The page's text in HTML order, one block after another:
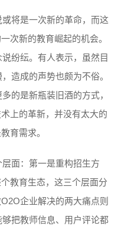
将是一次新的革命，而这
次新的教育崛起的机会。
纷纭。有人表示，虽然目
造成的声势也颇为不俗。
的是新瓶装旧酒的方式，
上的革新，并没有太大的
育需求。
面：第一是重构招生方
教育生态，这三个层面分
企业解决的两大痛点则
把教师信息、用户评论都